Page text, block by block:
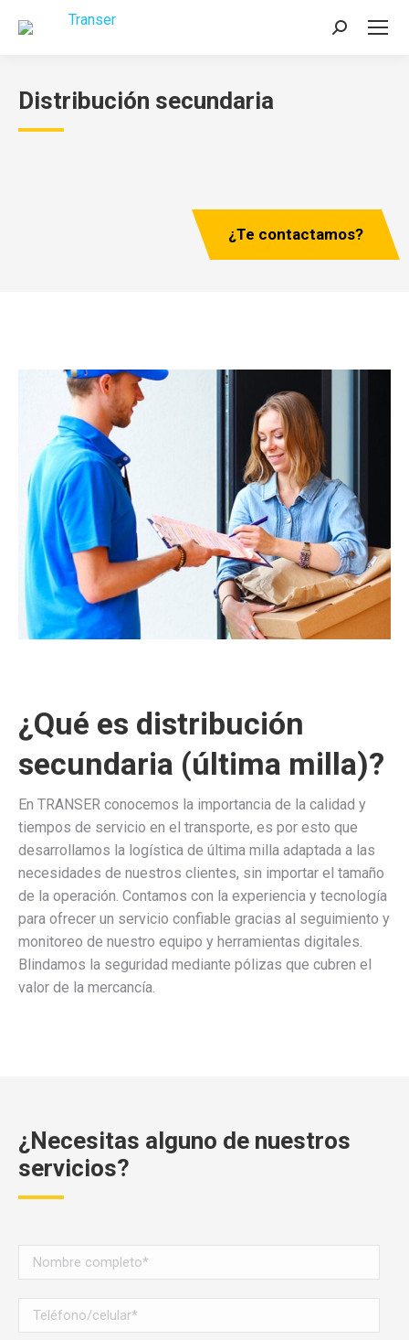
Buscar:
Distribución secundaria
¿Te contactamos?
¿Qué es distribución
secundaria (última milla)?
En TRANSER conocemos la importancia de la calidad y
tiempos de servicio en el transporte, es por esto que
desarrollamos la logística de última milla adaptada a las
necesidades de nuestros clientes, sin importar el tamaño
de la operación. Contamos con la experiencia y tecnología
para ofrecer un servicio confiable gracias al seguimiento y
monitoreo de nuestro equipo y herramientas digitales.
Blindamos la seguridad mediante pólizas que cubren el
valor de la mercancía.
¿Necesitas alguno de nuestros
servicios?